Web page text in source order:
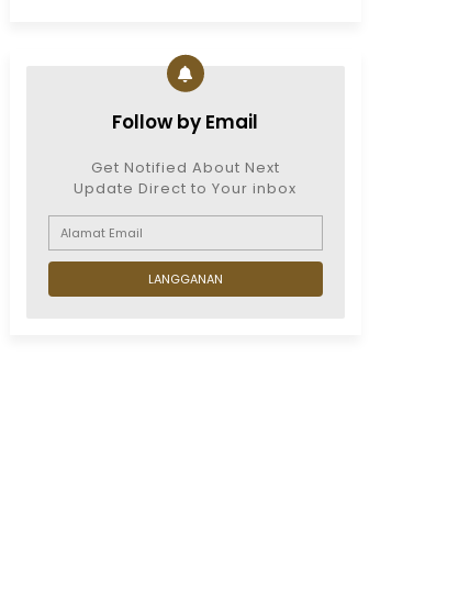
Follow by Email
Get Notified About Next
Update Direct to Your inbox